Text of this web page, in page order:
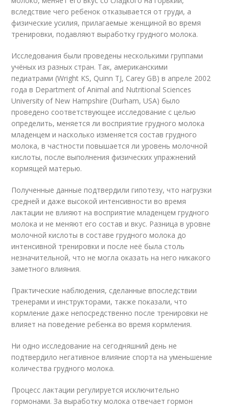
вследствие чего ребенок отказывается от груди, а
физические усилия, прилагаемые женщиной во время
тренировки, подавляют выработку грудного молока.
Исследования были проведены несколькими группами
учёных из разных стран. Так, американскими
педиатрами (Wright KS, Quinn TJ, Carey GB) в апреле 2002
года в Department of Animal and Nutritional Sciences
University of New Hampshire (Durham, USA) было
проведено соответствующее исследование с целью
определить, меняется ли восприятие грудного молока
младенцем и насколько изменяется состав грудного
молока, в частности повышается ли уровень молочной
кислоты, после выполнения физических упражнений
кормящей матерью.
Полученные данные подтвердили гипотезу, что нагрузки
средней и даже высокой интенсивности во время
лактации не влияют на восприятие младенцем грудного
молока и не меняют его состав и вкус. Разница в уровне
молочной кислоты в составе грудного молока до
интенсивной тренировки и после неё была столь
незначительной, что не могла оказать на него никакого
заметного влияния.
Практические наблюдения, сделанные впоследствии
тренерами и инструкторами, также показали, что
кормление даже непосредственно после тренировки не
влияет на поведение ребенка во время кормления.
Ни одно исследование на сегодняшний день не
подтвердило негативное влияние спорта на уменьшение
количества грудного молока.
Процесс лактации регулируется исключительно
гормонами. За выработку молока отвечает гормон